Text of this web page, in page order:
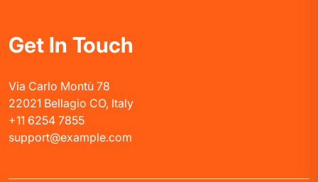
Get In Touch
Via Carlo Montù 78
22021 Bellagio CO, Italy
+11 6254 7855
support@example.com